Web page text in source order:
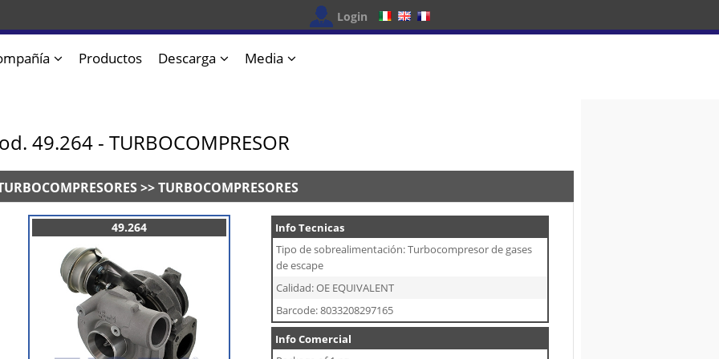
Login
Productos Descarga Media
49.264 - TURBOCOMPRESOR
>> TURBOCOMPRESORES
49.264
Info Tecnicas
Tipo de sobrealimentación: Turbocompresor de gases
de escape
Calidad: OE EQUIVALENT
Barcode: 8033208297165
Info Comercial